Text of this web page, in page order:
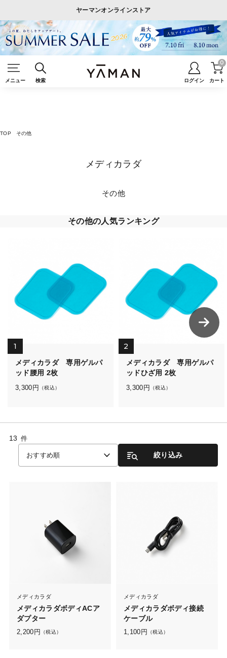
ヤーマンオンラインストア
メニュー 検索 ログイン カート
0
TOP その他
メディカラダ
その他
その他の人気ランキング
1
メディカラダ 専用ゲルパ
ッド腰用 2枚
3,300円 （税込）
2
メディカラダ 専用ゲルパ
ッドひざ用 2枚
3,300円 （税込）
13 件
おすすめ順 絞り込み
メディカラダ
メディカラダボディACア
ダプター
2,200 円 （税込）
メディカラダ
メディカラダボディ接続
ケーブル
1,100 円 （税込）